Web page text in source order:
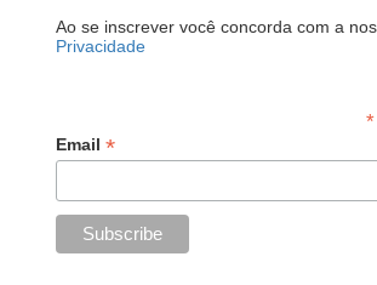
Ao se inscrever você concorda com a
Privacidade
*
Email*